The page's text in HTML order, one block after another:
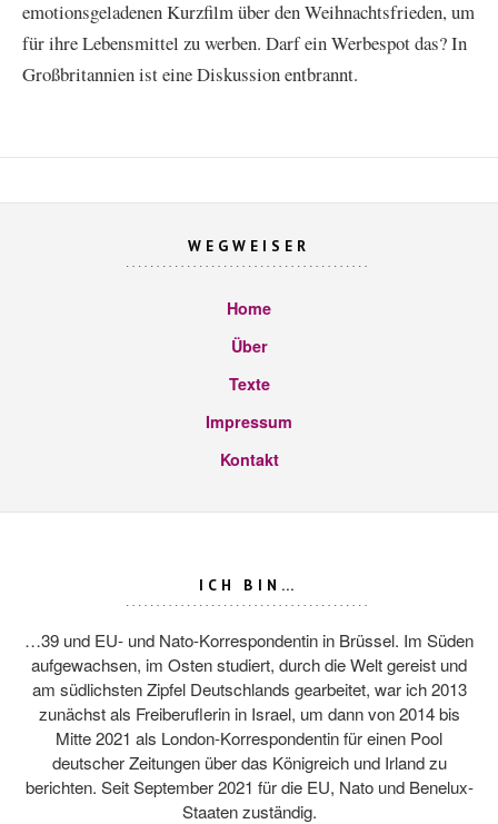
emotionsgeladenen Kurzfilm über den Weihnachtsfrieden, um
für ihre Lebensmittel zu werben. Darf ein Werbespot das? In
Großbritannien ist eine Diskussion entbrannt.
WEGWEISER
Home
Über
Texte
Impressum
Kontakt
ICH BIN…
…39 und EU- und Nato-Korrespondentin in Brüssel. Im Süden
aufgewachsen, im Osten studiert, durch die Welt gereist und
am südlichsten Zipfel Deutschlands gearbeitet, war ich 2013
zunächst als Freiberuflerin in Israel, um dann von 2014 bis
Mitte 2021 als London-Korrespondentin für einen Pool
deutscher Zeitungen über das Königreich und Irland zu
berichten. Seit September 2021 für die EU, Nato und Benelux-
Staaten zuständig.